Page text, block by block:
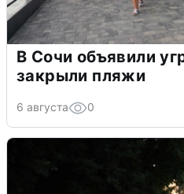
В Сочи объявили
закрыли пляжи
6 августа 0